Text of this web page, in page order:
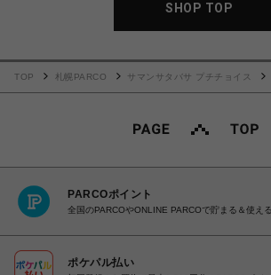
SHOP TOP
TOP 札幌PARCO サマンサタバサ プチチョイス
PARCOポイント
全国のPARCOやONLINE PARCOで貯まる＆使える
ポケパル払い